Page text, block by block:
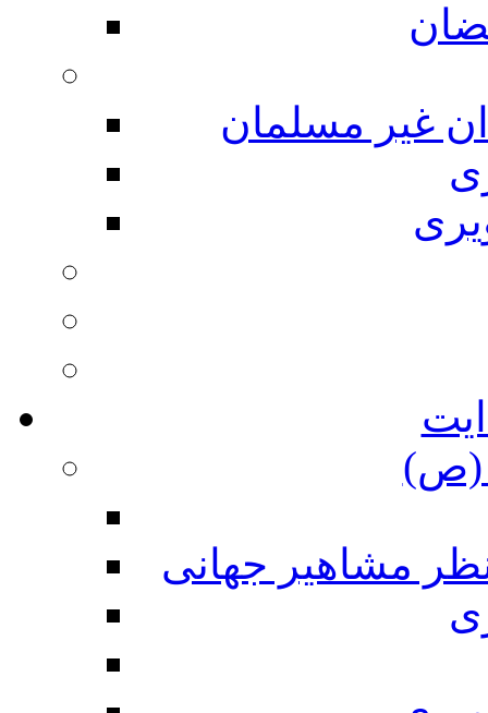
غیر مسلمان
(ص)
مشاهیر جهانی